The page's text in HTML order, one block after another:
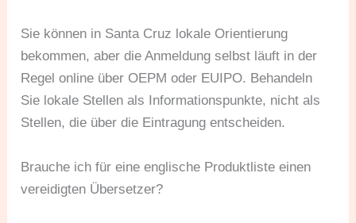
Sie können in Santa Cruz lokale Orientierung
bekommen, aber die Anmeldung selbst läuft in der
Regel online über OEPM oder EUIPO. Behandeln
Sie lokale Stellen als Informationspunkte, nicht als
Stellen, die über die Eintragung entscheiden.
Brauche ich für eine englische Produktliste einen
vereidigten Übersetzer?